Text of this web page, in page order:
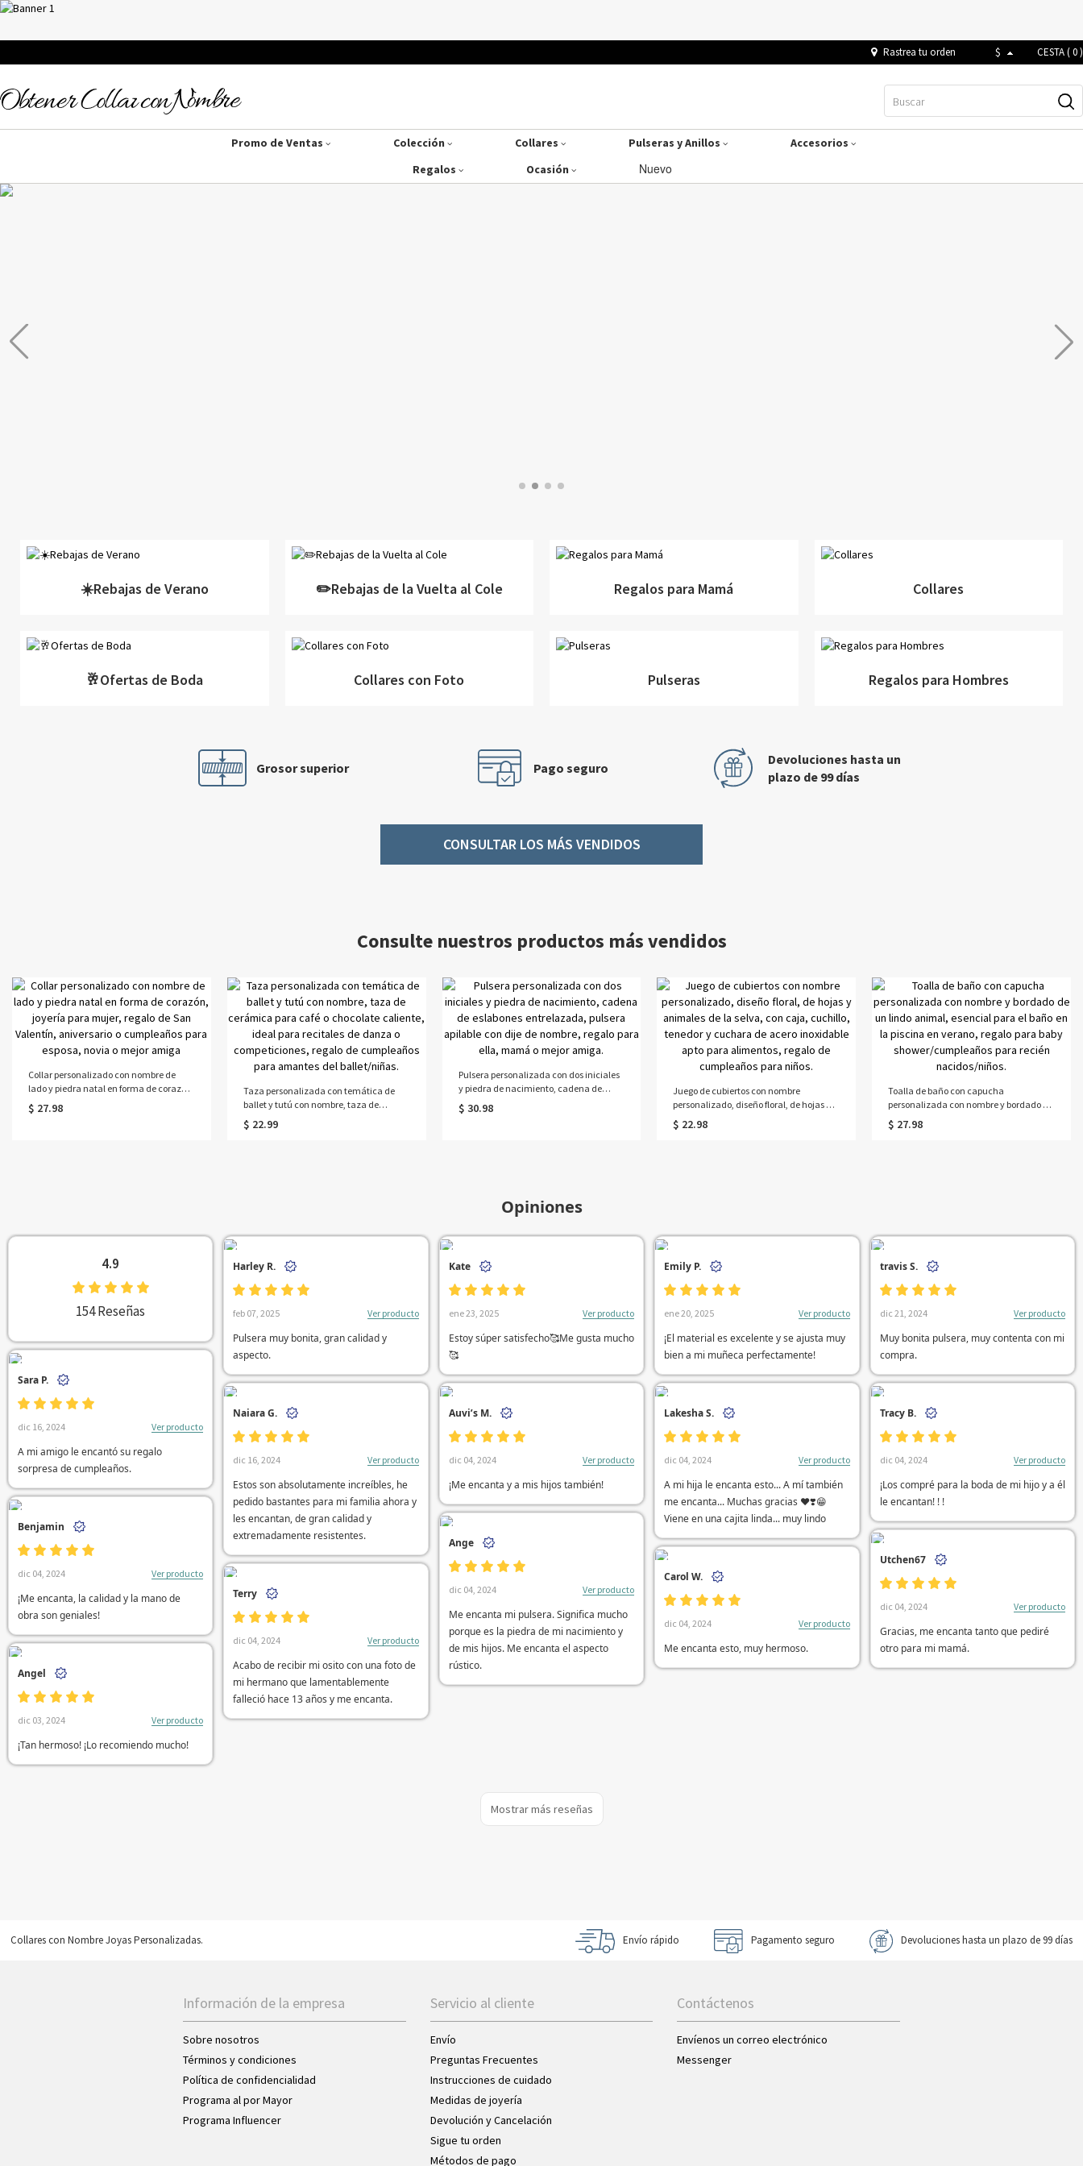
Rastrea tu orden $ CESTA (0)
Promo de Ventas Colección Collares Pulseras y Anillos
Accesorios
Regalos
Ocasión Nuevo
☀️Rebajas de Verano ✏️Rebajas de la Vuelta al Cole Regalos para Mamá Collares
🥂Ofertas de Boda Collares con Foto Pulseras Regalos para Hombres
Grosor superior Pago seguro
Devoluciones hasta un
plazo de 99 días
CONSULTAR LOS MÁS VENDIDOS
Consulte nuestros productos más vendidos
Collar personalizado con nombre de
lado y piedra natal en forma de corazón,
joyería para mujer, regalo de San
Valentín, aniversario o cumpleaños para
$ 27.98
Taza personalizada con temática de
ballet y tutú con nombre, taza de
cerámica para café o chocolate
caliente, ideal para recitales de danza o
$ 22.99
Pulsera personalizada con dos iniciales
y piedra de nacimiento, cadena de
eslabones entrelazada, pulsera apilable
con dije de nombre, regalo para ella,
$ 30.98
Juego de cubiertos con nombre
personalizado, diseño floral, de hojas y
animales de la selva, con caja, cuchillo,
tenedor y cuchara de acero inoxidable
$ 22.98
Toalla de baño con capucha
personalizada con nombre y bordado de
un lindo animal, esencial para el baño
en la piscina en verano, regalo para
$ 27.98
Opiniones
4.9
154 Reseñas
Harley R.
feb 07, 2025 Ver producto
Pulsera muy bonita, gran calidad y
aspecto.
Kate
ene 23, 2025 Ver producto
Estoy súper satisfecho🥰Me gusta mucho
🥰
Emily P.
ene 20, 2025 Ver producto
¡El material es excelente y se ajusta muy
bien a mi muñeca perfectamente!
travis S.
dic 21, 2024 Ver producto
Muy bonita pulsera, muy contenta con mi
compra.
Sara P.
dic 16, 2024 Ver producto
A mi amigo le encantó su regalo
sorpresa de cumpleaños.
Naiara G.
dic 16, 2024 Ver producto
Estos son absolutamente increíbles, he
pedido bastantes para mi familia ahora y
les encantan, de gran calidad y
extremadamente resistentes.
Auvi’s M.
dic 04, 2024 Ver producto
¡Me encanta y a mis hijos también!
Lakesha S.
dic 04, 2024 Ver producto
A mi hija le encanta esto... A mí también
me encanta... Muchas gracias ❤️❣️😁
Viene en una cajita linda... muy lindo
Tracy B.
dic 04, 2024 Ver producto
¡Los compré para la boda de mi hijo y a él
le encantan! ! !
Benjamin
dic 04, 2024 Ver producto
¡Me encanta, la calidad y la mano de
obra son geniales!
Ange
dic 04, 2024 Ver producto
Me encanta mi pulsera. Significa mucho
porque es la piedra de mi nacimiento y
de mis hijos. Me encanta el aspecto
rústico.
Utchen67
dic 04, 2024 Ver producto
Gracias, me encanta tanto que pediré
otro para mi mamá.
Carol W.
dic 04, 2024 Ver producto
Me encanta esto, muy hermoso.
Terry
dic 04, 2024 Ver producto
Acabo de recibir mi osito con una foto de
mi hermano que lamentablemente
falleció hace 13 años y me encanta.
Angel
dic 03, 2024 Ver producto
¡Tan hermoso! ¡Lo recomiendo mucho!
Mostrar más reseñas
Collares con Nombre Joyas Personalizadas. Envío rápido Pagamento seguro Devoluciones hasta un plazo de 99 días
Información de la empresa
Sobre nosotros
Términos y condiciones
Política de confidencialidad
Programa al por Mayor
Programa Influencer
Servicio al cliente
Envío
Preguntas Frecuentes
Instrucciones de cuidado
Medidas de joyería
Devolución y Cancelación
Sigue tu orden
Métodos de pago
Contáctenos
Envíenos un correo electrónico
Messenger